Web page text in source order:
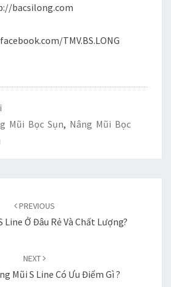
bacsilong.com
TMV.BS.LONG
Mũi Bọc Sụn, Nâng Mũi Bọc
PREVIOUS
Line Ở Đâu Rẻ Và Chất Lượng?
NEXT
Mũi S Line Có Ưu Điểm Gì ?